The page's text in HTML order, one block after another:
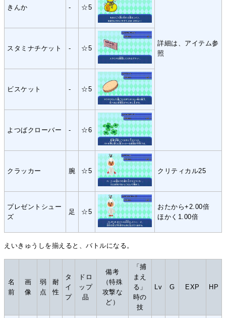
詳細は、アイテム参
照
きんか - ☆5
スタミナチケット - ☆5
ビスケット - ☆5
よつばクローバー - ☆6
クラッカー 腕 ☆5 クリティカル25
プレゼントシュー
ズ
足 ☆5
おたから+2.00倍
ほかく1.00倍
えいきゅうしを揃えると、バトルになる。
名
前
画
像
弱
点
耐
性
タ
イ
プ
ドロ
ップ
品
備考
（特殊
攻撃な
ど）
「捕
まえ
る」
時の
技
Lv G EXP HP